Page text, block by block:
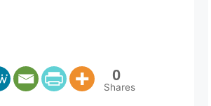
0
Shares